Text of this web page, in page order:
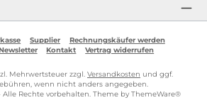
Supplier
Rechnungskäufer werden
Kontakt Vertrag widerrufen
Mehrwertsteuer zzgl. Versandkosten und ggf.
wenn nicht anders angegeben.
Rechte vorbehalten. Theme by ThemeWare®